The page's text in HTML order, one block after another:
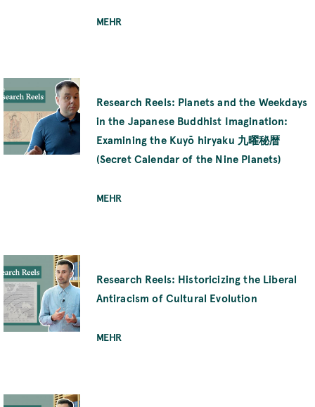
MEHR
Research Reels: Planets and the Weekdays
in the Japanese Buddhist Imagination:
Examining the Kuyō hiryaku 九曜秘暦
(Secret Calendar of the Nine Planets)
MEHR
Research Reels: Historicizing the Liberal
Antiracism of Cultural Evolution
MEHR